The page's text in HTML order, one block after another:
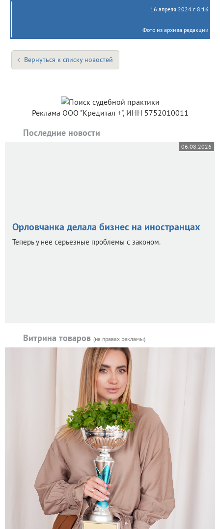
16 апреля 2024 г. 8:16
Фото из архива редакции
Вернуться к списку новостей
Реклама ООО "Кредитал +", ИНН 5752010011
Последние новости
06.08.2026
Орловчанка делала бизнес на иностранцах
Теперь у нее серьезные проблемы с законом.
Витрина товаров (на правах рекламы)